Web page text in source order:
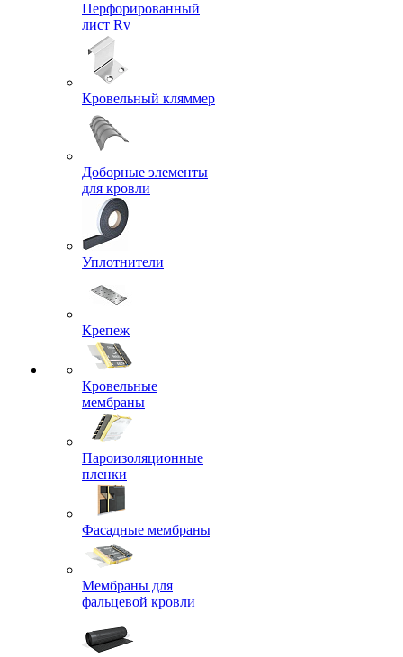
Перфорированный
лист Rv
Кровельный кляммер
Доборные элементы
для кровли
Уплотнители
Крепеж
Кровельные
мембраны
Пароизоляционные
пленки
Фасадные мембраны
Мембраны для
фальцевой кровли